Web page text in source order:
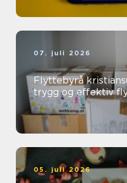
07. juli 2026
Flyttebyrå kristiansund slik får
trygg og effektiv
05. juli 2026